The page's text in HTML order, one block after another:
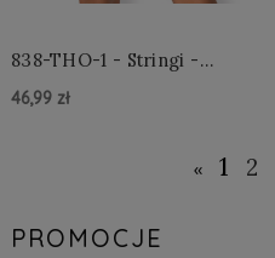
838-THO-1 - Stringi -
46,99 zł
« 1 2
PROMOCJE